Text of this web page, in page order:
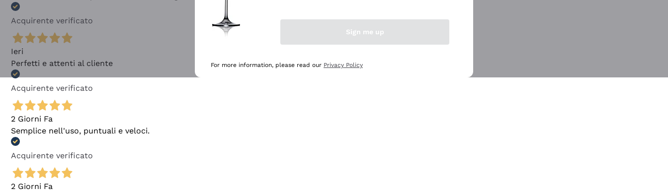
Acquirente verificato
Ieri
Perfetti e attenti al cliente
Acquirente verificato
2 Giorni Fa
Semplice nell'uso, puntuali e veloci.
Acquirente verificato
2 Giorni Fa
Sign me up
For more information, please read our Privacy Policy